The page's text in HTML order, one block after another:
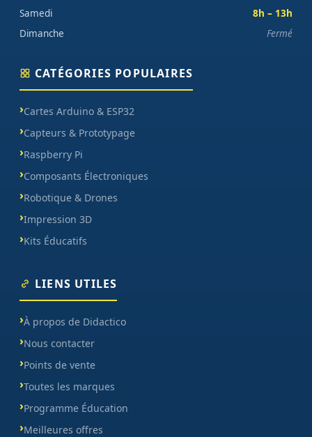
Samedi
8h – 13h
Dimanche
Fermé
CATÉGORIES POPULAIRES
Cartes Arduino & ESP32
Capteurs & Prototypage
Raspberry Pi
Composants Électroniques
Robotique & Drones
Impression 3D
Kits Éducatifs
LIENS UTILES
À propos de Didactico
Nous contacter
Points de vente
Toutes les marques
Programme Éducation
Meilleures offres